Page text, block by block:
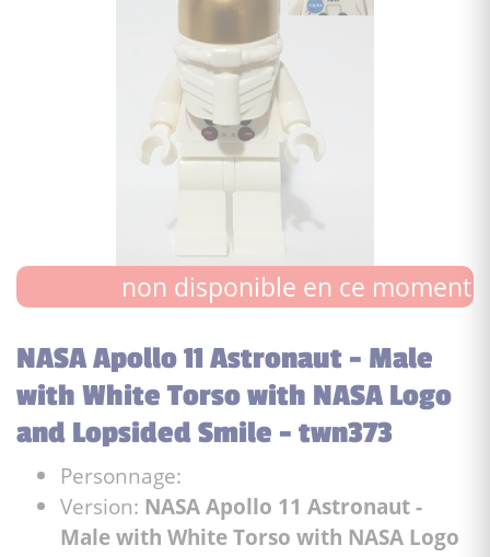
non disponible en ce moment
NASA Apollo 11 Astronaut - Male
with White Torso with NASA Logo
and Lopsided Smile - twn373
Personnage:
Version: NASA Apollo 11 Astronaut -
Male with White Torso with NASA Logo